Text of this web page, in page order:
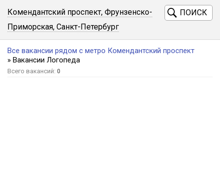
Комендантский проспект, Фрунзенско-
Приморская, Санкт-Петербург
ПОИСК
Все вакансии рядом с метро Комендантский проспект
» Вакансии Логопеда
Всего вакансий: 0